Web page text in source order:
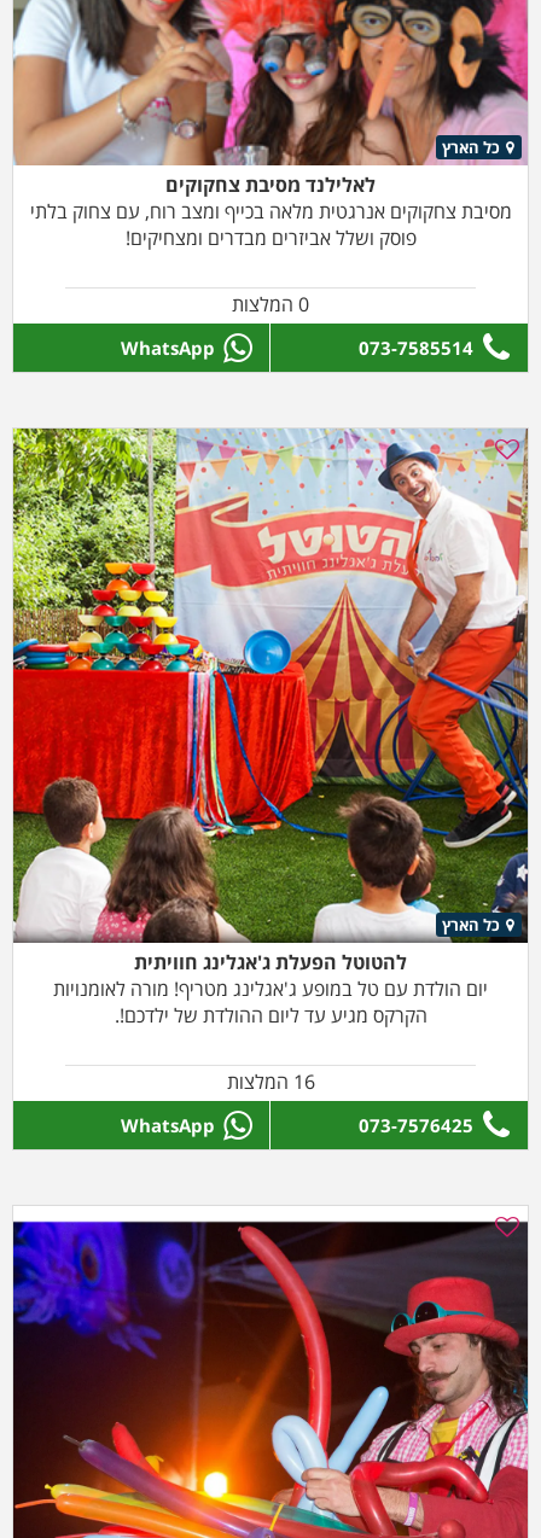
כל הארץ
לאלילנד מסיבת צחקוקים
מסיבת צחקוקים אנרגטית מלאה בכייף ומצב רוח, עם צחוק בלתי
פוסק ושלל אביזרים מבדרים ומצחיקים!
0 המלצות
073-7585514
WhatsApp
כל הארץ
להטוטל הפעלת ג'אגלינג חוויתית
יום הולדת עם טל במופע ג'אגלינג מטריף! מורה לאומנויות
הקרקס מגיע עד ליום ההולדת של ילדכם!.
16 המלצות
073-7576425
WhatsApp